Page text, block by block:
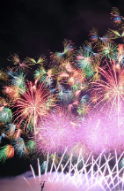
美食
文化
热点
生活